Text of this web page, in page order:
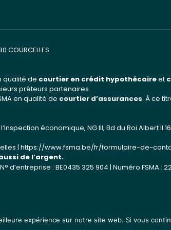
COURCELLES
qualité de courtier en crédit hypothécaireet
prêteurs partenaires.
en qualité de courtier d’assurances. À ce
économique, NG III, Bd du Roi Albert II
| https://www.fsma.be/fr/formulaire-de-
de l’argent.
d’entreprise : BE0435 325 904 | Numéro FSMA :
expérience sur notre site web. Si vous